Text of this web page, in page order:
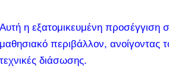
Αυτή η εξατομικευμένη προσέγγιση
μαθησιακό περιβάλλον, ανοίγοντας
τεχνικές διάσωσης.